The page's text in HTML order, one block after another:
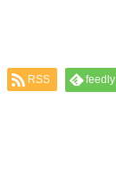
RSS feedly